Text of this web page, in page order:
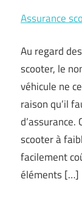
Assurance
Au regard
scooter, le
véhicule ne
raison qu’il
scooter à
facilement
éléments […]